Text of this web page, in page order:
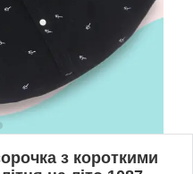
з короткими